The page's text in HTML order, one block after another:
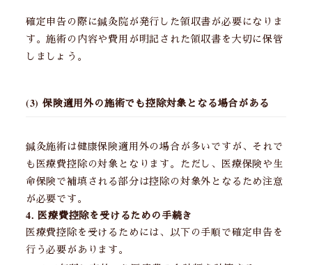
確定申告の際に鍼灸院が発行した領収書が必要になりま
す。施術の内容や費用が明記された領収書を大切に保管
しましょう。
(3) 保険適用外の施術でも控除対象となる場合がある
鍼灸施術は健康保険適用外の場合が多いですが、それで
も医療費控除の対象となります。ただし、医療保険や生
命保険で補填される部分は控除の対象外となるため注意
が必要です。
4. 医療費控除を受けるための手続き
医療費控除を受けるためには、以下の手順で確定申告を
行う必要があります。